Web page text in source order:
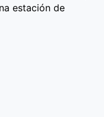
estación de